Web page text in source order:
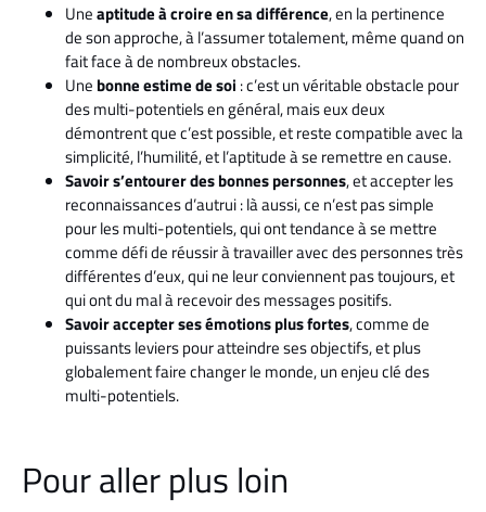
Uneaptitude à croire en sa différence, en la pertinence
de son approche, à l’assumer totalement, même quand on
fait face à de nombreux obstacles.
Une bonne estime de soi : c’est un véritable obstacle pour
des multi-potentiels en général, mais eux deux
démontrent que c’est possible, et reste compatible avec la
simplicité, l’humilité, et l’aptitude à se remettre en cause.
Savoir s’entourer des bonnes personnes, et accepter les
reconnaissances d’autrui : là aussi, ce n’est pas simple
pour les multi-potentiels, qui ont tendance à se mettre
comme défi de réussir à travailler avec des personnes très
différentes d’eux, qui ne leur conviennent pas toujours, et
qui ont du mal à recevoir des messages positifs.
Savoir accepter ses émotions plus fortes, comme de
puissants leviers pour atteindre ses objectifs, et plus
globalement faire changer le monde, un enjeu clé des
multi-potentiels.
Pour aller plus loin